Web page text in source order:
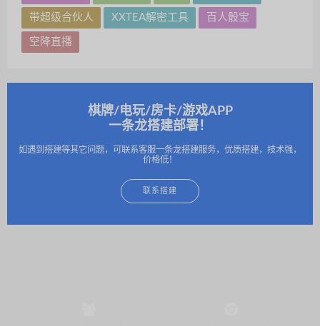
Python、Go、Java 多语言实现，支持二次开发与商用
授权，助你快速打造高效生产力工具。
带超级合伙人 XXTEA解密工具 百人骰宝
空降直播
棋牌/电玩/房卡/游戏APP
一条龙搭建部署！
如遇到搭建等其它问题，可联系客服一条龙搭建服务，优质搭建，技术强，
价格低！
联系搭建